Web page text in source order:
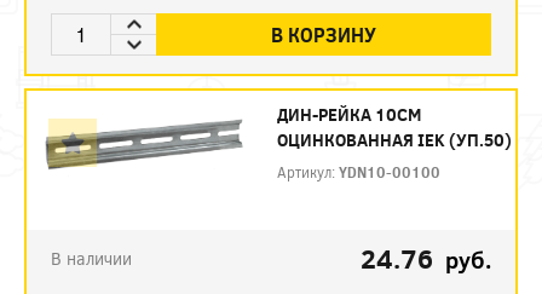
В КОРЗИНУ
ДИН-РЕЙКА 10СМ
ОЦИНКОВАННАЯ IEK (УП.50)
Артикул:YDN10-00100
В наличии 24.76 руб.